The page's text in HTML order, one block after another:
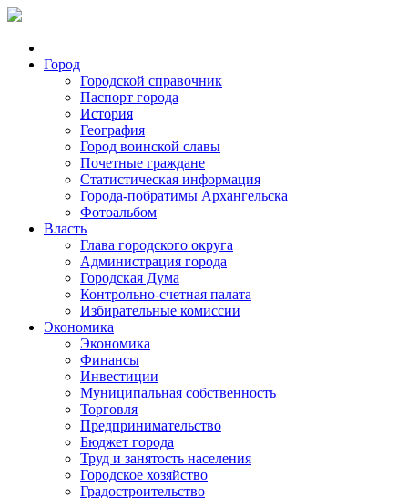
Город
Городской справочник
Паспорт города
История
География
Город воинской славы
Почетные граждане
Статистическая информация
Города-побратимы Архангельска
Фотоальбом
Власть
Глава городского округа
Администрация города
Городская Дума
Контрольно-счетная палата
Избирательные комиссии
Экономика
Экономика
Финансы
Инвестиции
Муниципальная собственность
Торговля
Предпринимательство
Бюджет города
Труд и занятость населения
Городское хозяйство
Градостроительство